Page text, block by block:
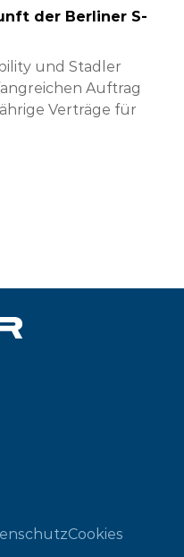
der Berliner S-
und Stadler
Auftrag
Verträge für
Cookies